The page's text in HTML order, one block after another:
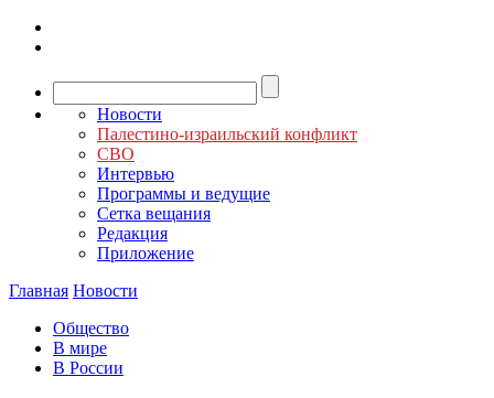
Новости
Палестино-израильский конфликт
СВО
Интервью
Программы и ведущие
Сетка вещания
Редакция
Приложение
Главная Новости
Общество
В мире
В России